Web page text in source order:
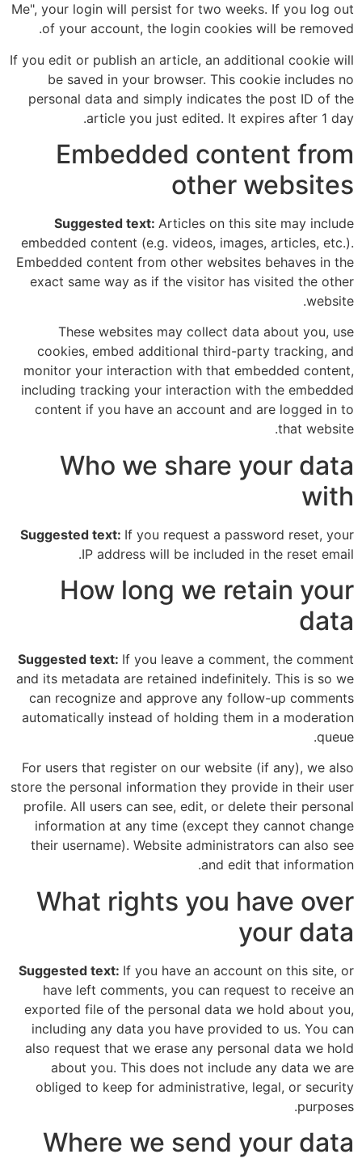
Me", your login will persist for two weeks. If you log out
of your account, the login cookies will be removed.
If you edit or publish an article, an additional cookie will
be saved in your browser. This cookie includes no
personal data and simply indicates the post ID of the
article you just edited. It expires after 1 day.
Embedded content from
other websites
Suggested text: Articles on this site may include
embedded content (e.g. videos, images, articles, etc.).
Embedded content from other websites behaves in the
exact same way as if the visitor has visited the other
website.
These websites may collect data about you, use
cookies, embed additional third-party tracking, and
monitor your interaction with that embedded content,
including tracking your interaction with the embedded
content if you have an account and are logged in to
that website.
Who we share your data
with
Suggested text: If you request a password reset, your
IP address will be included in the reset email.
How long we retain your
data
Suggested text: If you leave a comment, the comment
and its metadata are retained indefinitely. This is so we
can recognize and approve any follow-up comments
automatically instead of holding them in a moderation
queue.
For users that register on our website (if any), we also
store the personal information they provide in their user
profile. All users can see, edit, or delete their personal
information at any time (except they cannot change
their username). Website administrators can also see
and edit that information.
What rights you have over
your data
Suggested text: If you have an account on this site, or
have left comments, you can request to receive an
exported file of the personal data we hold about you,
including any data you have provided to us. You can
also request that we erase any personal data we hold
about you. This does not include any data we are
obliged to keep for administrative, legal, or security
purposes.
Where we send your data